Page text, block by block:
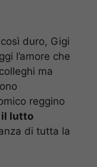
duro, Gigi
l’amore che
ma
reggino
il lutto
di tutta la